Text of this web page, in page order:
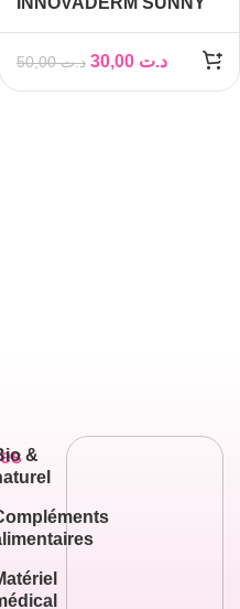
د.ت50,00 د.ت
&